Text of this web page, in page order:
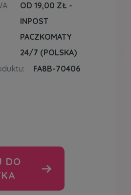
OD 19,00 ZŁ -
INPOST
PACZKOMATY
24/7 (POLSKA)
FA8B-70406
DO